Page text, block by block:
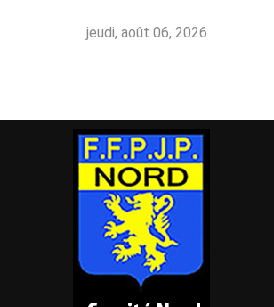
jeudi, août 06, 2026